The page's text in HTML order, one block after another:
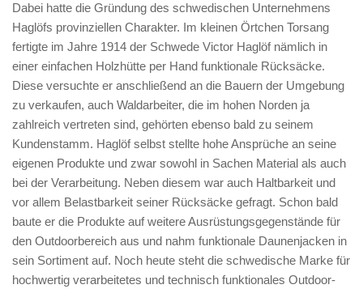
Dabei hatte die Gründung des schwedischen Unternehmens
Haglöfs provinziellen Charakter. Im kleinen Örtchen Torsang
fertigte im Jahre 1914 der Schwede Victor Haglöf nämlich in
einer einfachen Holzhütte per Hand funktionale Rücksäcke.
Diese versuchte er anschließend an die Bauern der Umgebung
zu verkaufen, auch Waldarbeiter, die im hohen Norden ja
zahlreich vertreten sind, gehörten ebenso bald zu seinem
Kundenstamm. Haglöf selbst stellte hohe Ansprüche an seine
eigenen Produkte und zwar sowohl in Sachen Material als auch
bei der Verarbeitung. Neben diesem war auch Haltbarkeit und
vor allem Belastbarkeit seiner Rücksäcke gefragt. Schon bald
baute er die Produkte auf weitere Ausrüstungsgegenstände für
den Outdoorbereich aus und nahm funktionale Daunenjacken in
sein Sortiment auf. Noch heute steht die schwedische Marke für
hochwertig verarbeitetes und technisch funktionales Outdoor-